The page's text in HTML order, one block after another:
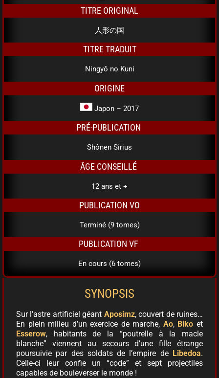
TITRE ORIGINAL
人形の国
TITRE TRADUIT
Ningyô no Kuni
ORIGINE
Japon – 2017
PRÉ-PUBLICATION
Shônen Sirius
ÂGE CONSEILLÉ
12 ans et +
PUBLICATION VO
Terminé (9 tomes)
PUBLICATION VF
En cours (6 tomes)
SYNOPSIS
Sur l’astre artificiel géant Aposimz, couvert de ruines…
En plein milieu d’un exercice de marche, Ao, Biko et
Esserow, habitants de la “poutrelle à la macle
blanche” viennent au secours d’une fille étrange
poursuivie par des soldats de l’empire de Libedoa.
Celle-ci leur confie un “code” et sept projectiles
capables de bouleverser le monde !